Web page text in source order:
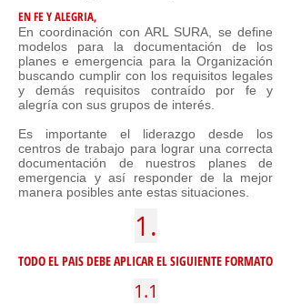
EN FE Y ALEGRIA,
En coordinación con ARL SURA, se define
modelos para la documentación de los
planes e emergencia para la Organización
buscando cumplir con los requisitos legales
y demás requisitos contraído por fe y
alegría con sus grupos de interés.
Es importante el liderazgo desde los
centros de trabajo para lograr una correcta
documentación de nuestros planes de
emergencia y así responder de la mejor
manera posibles ante estas situaciones.
1.
TODO EL PAIS DEBE APLICAR EL SIGUIENTE FORMATO
1.1